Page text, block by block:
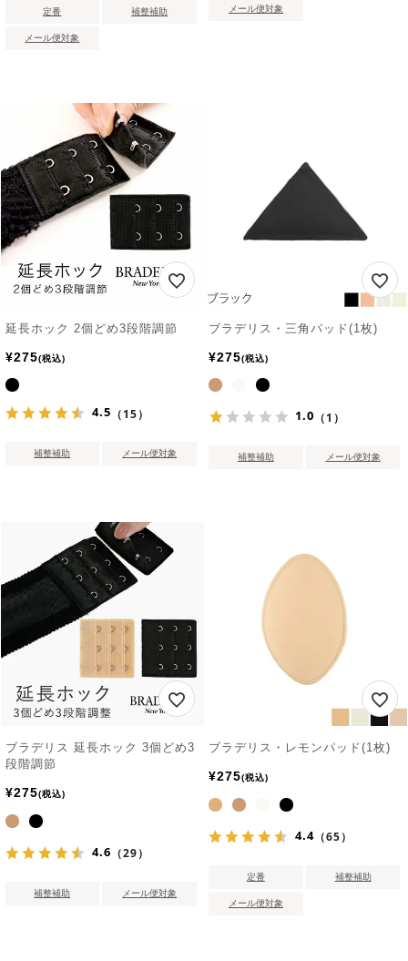
定番 補整補助
メール便対象
メール便対象
延長ホック 2個どめ3段階調節
¥275 税込
4.5 （15）
補整補助 メール便対象
ブラデリス・三角パッド(1枚)
¥275 税込
1.0 （1）
補整補助 メール便対象
ブラデリス 延長ホック 3個どめ3
段階調節
¥275 税込
4.6 （29）
補整補助 メール便対象
ブラデリス・レモンパッド(1枚)
¥275 税込
4.4 （65）
定番 補整補助
メール便対象